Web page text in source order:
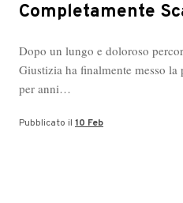
Completamente
Dopo un lungo e doloroso
Giustizia ha finalmente messo
per anni…
Pubblicato il 10 Feb